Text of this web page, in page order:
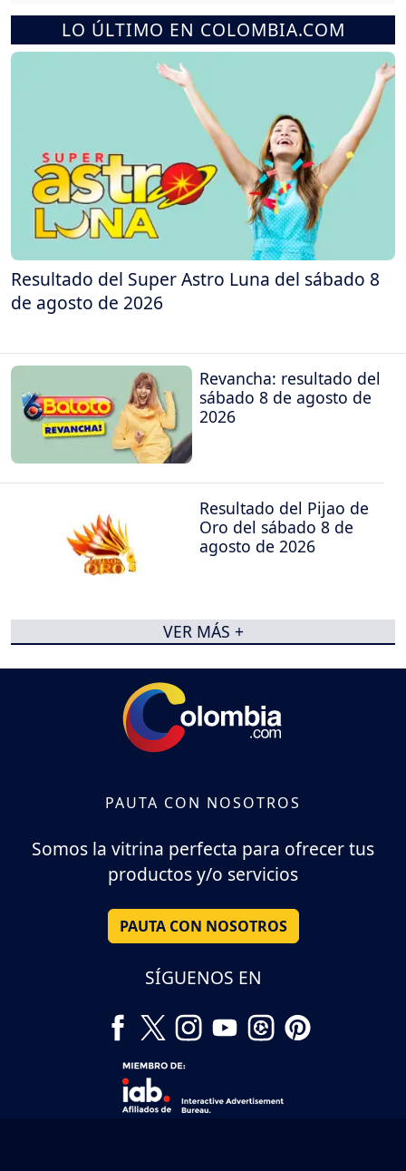
LO ÚLTIMO EN COLOMBIA.COM
Resultado del Super Astro Luna del sábado 8
de agosto de 2026
Revancha: resultado del
sábado 8 de agosto de
2026
Resultado del Pijao de
Oro del sábado 8 de
agosto de 2026
VER MÁS +
PAUTA CON NOSOTROS
Somos la vitrina perfecta para ofrecer tus
productos y/o servicios
PAUTA CON NOSOTROS
SÍGUENOS EN